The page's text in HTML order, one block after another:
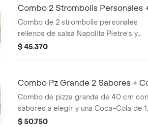
Combo 2 Strombolis Personales
Combo de 2 strombolis personales
rellenos de salsa Napolita Pietre's y
queso mozzarella, acompañados de una
Vegetariano.
$ 45.370
Combo Pz Grande 2 Sabores +
Combo de pizza grande de 40 cm
sabores a elegir y una Coca-Cola de
litros.
$ 50.750